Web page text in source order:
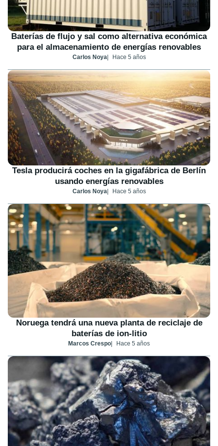
Baterías de flujo y sal como alternativa económica
para el almacenamiento de energías renovables
Carlos Noya Hace 5 años
Tesla producirá coches en la gigafábrica de Berlín
usando energías renovables
Carlos Noya Hace 5 años
Noruega tendrá una nueva planta de reciclaje de
baterías de ion-litio
Marcos Crespo Hace 5 años